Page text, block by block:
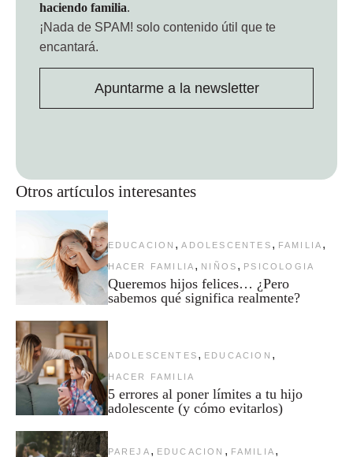
Otros artículos interesantes
EDUCACION , ADOLESCENTES , FAMILIA ,
HACER FAMILIA , NIÑOS , PSICOLOGIA
Queremos hijos felices… ¿Pero
sabemos qué significa realmente?
ADOLESCENTES , EDUCACION ,
HACER FAMILIA
5 errores al poner límites a tu hijo
adolescente (y cómo evitarlos)
PAREJA , EDUCACION , FAMILIA ,
haciendo familia.
¡Nada de SPAM! solo contenido útil que te
encantará.
Apuntarme a la newsletter